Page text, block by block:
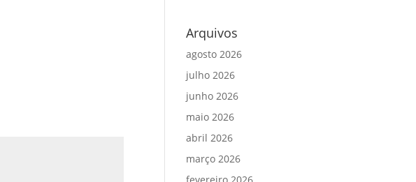
Arquivos
agosto 2026
julho 2026
junho 2026
maio 2026
abril 2026
março 2026